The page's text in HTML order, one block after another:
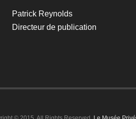
Patrick Reynolds
Directeur de publication